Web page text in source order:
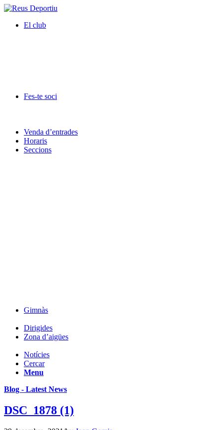
El club
Fes-te soci
Venda d’entrades
Horaris
Seccions
Gimnàs
Dirigides
Zona d’aigües
Notícies
Cercar
Menu
Blog - Latest News
DSC_1878 (1)